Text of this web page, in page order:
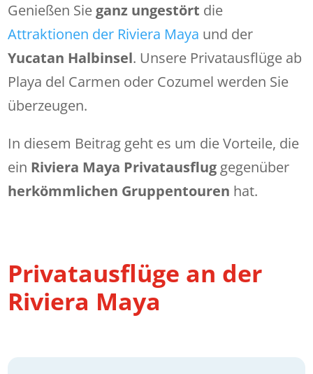
Genießen Sie ganz ungestört die
Attraktionen der Riviera Maya und der
Yucatan Halbinsel. Unsere Privatausflüge ab
Playa del Carmen oder Cozumel werden Sie
überzeugen.
In diesem Beitrag geht es um die Vorteile, die
ein Riviera Maya Privatausflug gegenüber
herkömmlichen Gruppentouren hat.
Privatausflüge an der
Riviera Maya